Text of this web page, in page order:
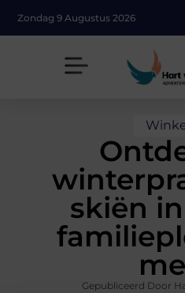
Zondag 9 Augustus 2026
skiën
Gepubliceerd Door